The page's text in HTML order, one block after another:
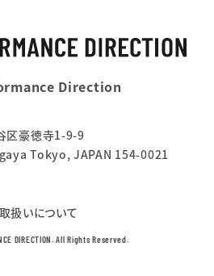
Direction
区豪徳寺1-9-9
Tokyo, JAPAN 154-0021
扱いについて
DIRECTION. All Rights Reserved.